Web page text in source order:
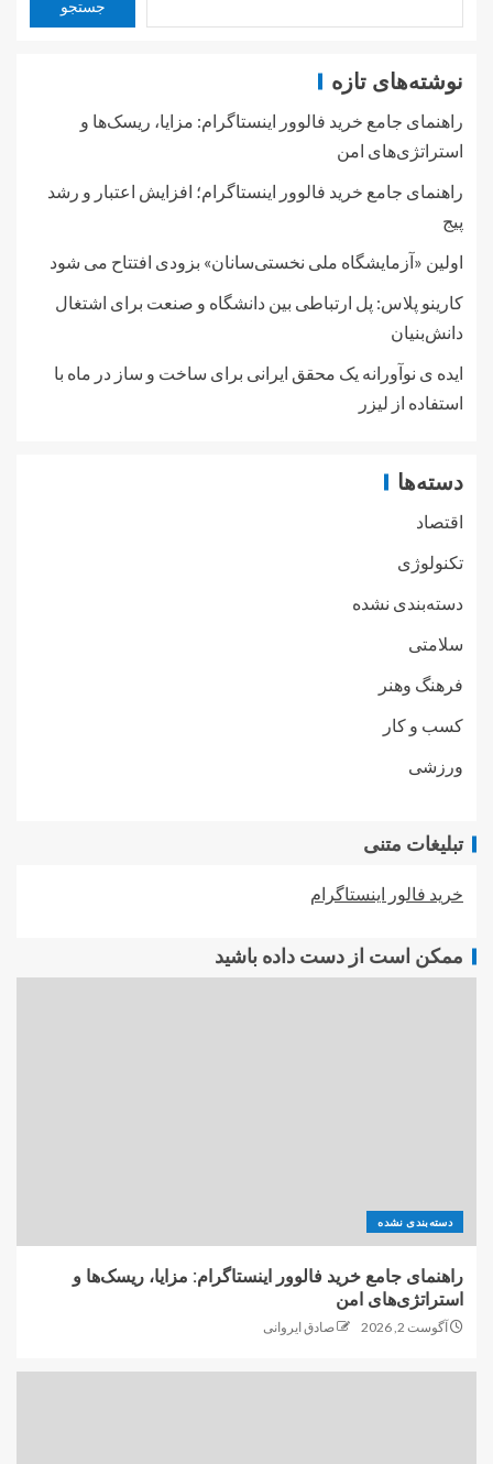
جستجو
نوشته‌های تازه
راهنمای جامع خرید فالوور اینستاگرام: مزایا، ریسک‌ها و
استراتژی‌های امن
راهنمای جامع خرید فالوور اینستاگرام؛ افزایش اعتبار و رشد
پیج
اولین «آزمایشگاه ملی نخستی‌سانان» بزودی افتتاح می شود
کارینو پلاس: پل ارتباطی بین دانشگاه و صنعت برای اشتغال
دانش‌بنیان
ایده ی نوآورانه یک محقق ایرانی برای ساخت و ساز در ماه با
استفاده از لیزر
دسته‌ها
اقتصاد
تکنولوژی
دسته‌بندی نشده
سلامتی
فرهنگ وهنر
کسب و کار
ورزشی
تبلیغات متنی
خرید فالور اینستاگرام
ممکن است از دست داده باشید
دسته‌بندی نشده
راهنمای جامع خرید فالوور اینستاگرام: مزایا، ریسک‌ها و
استراتژی‌های امن
آگوست 2, 2026 صادق ایروانی